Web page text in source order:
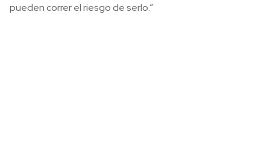
pueden correr el riesgo de serlo.”